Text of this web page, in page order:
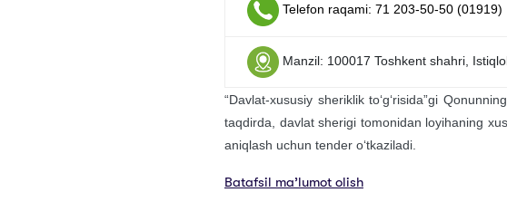
Telefon raqami: 71 203-50-50 (01919)
Manzil: 100017 Toshkent shahri,
“Davlat-xususiy sheriklik to‘g‘risida”gi
taqdirda, davlat sherigi tomonidan loyihaning
aniqlash uchun tender o‘tkaziladi.
Batafsil ma’lumot olish